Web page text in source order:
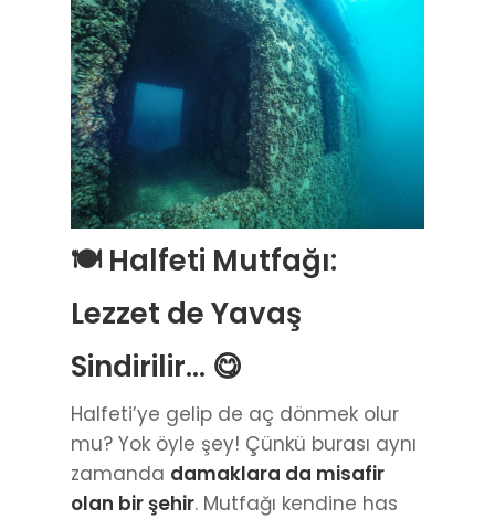
🍽️ Halfeti Mutfağı:
Lezzet de Yavaş
Sindirilir… 😋
Halfeti’ye gelip de aç dönmek olur
mu? Yok öyle şey! Çünkü burası aynı
zamanda damaklara da misafir
olan bir şehir. Mutfağı kendine has